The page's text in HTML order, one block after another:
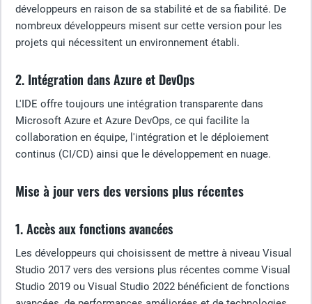
développeurs en raison de sa stabilité et de sa fiabilité. De
nombreux développeurs misent sur cette version pour les
projets qui nécessitent un environnement établi.
2. Intégration dans Azure et DevOps
L'IDE offre toujours une intégration transparente dans
Microsoft Azure et Azure DevOps, ce qui facilite la
collaboration en équipe, l'intégration et le déploiement
continus (CI/CD) ainsi que le développement en nuage.
Mise à jour vers des versions plus récentes
1. Accès aux fonctions avancées
Les développeurs qui choisissent de mettre à niveau Visual
Studio 2017 vers des versions plus récentes comme Visual
Studio 2019 ou Visual Studio 2022 bénéficient de fonctions